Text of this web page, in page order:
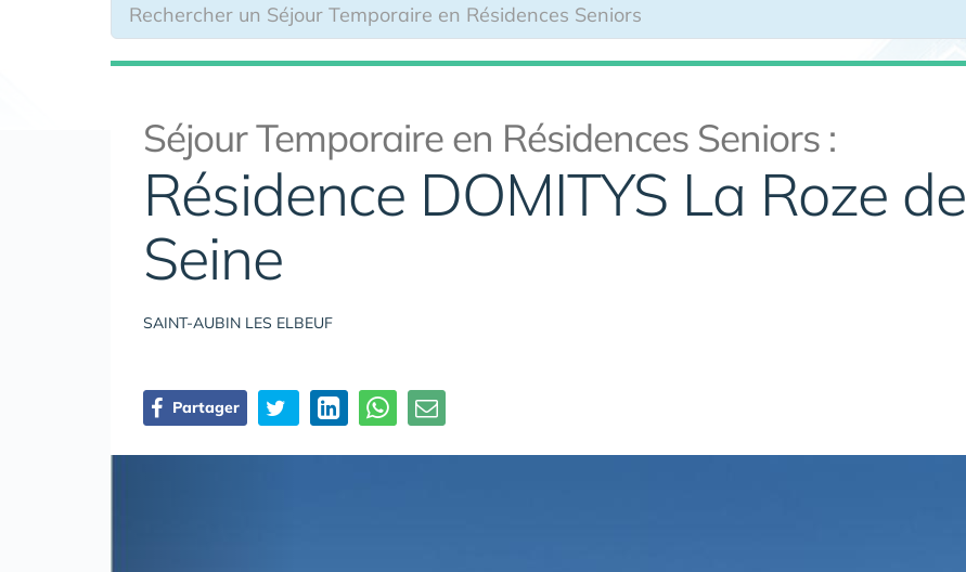
Séjour Temporaire en Résidences Seniors :
Résidence DOMITYS La Roze de
Seine
SAINT-AUBIN LES ELBEUF
Partager